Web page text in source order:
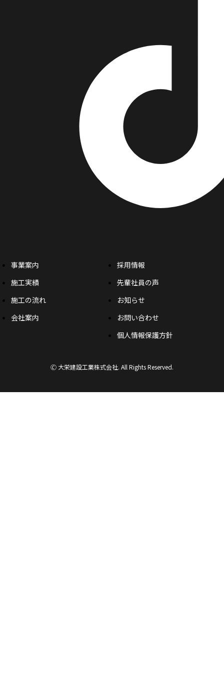
事業案内
施工実績
施工の流れ
会社案内
採用情報
先輩社員の声
お知らせ
お問い合わせ
個人情報保護方針
🄫 大栄建設工業株式会社. All Rights Reserved.